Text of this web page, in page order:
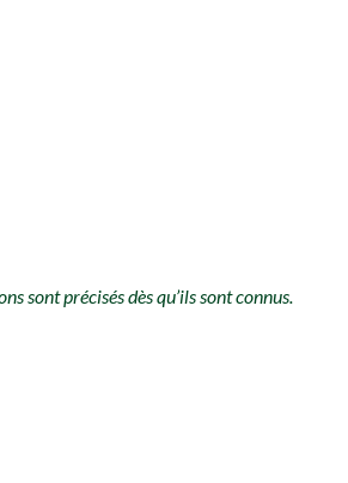
sont précisés dès qu’ils sont connus.